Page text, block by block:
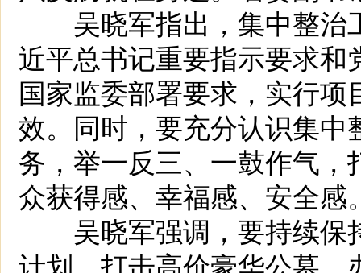
吴晓军指出，集中整治
近平总书记重要指示要求
国家监委部署要求，实行
效。同时，要充分认识集
务，举一反三、一鼓作气，
众获得感、幸福感、安全感
吴晓军强调，要持续保
计划、打击高价豪华公墓